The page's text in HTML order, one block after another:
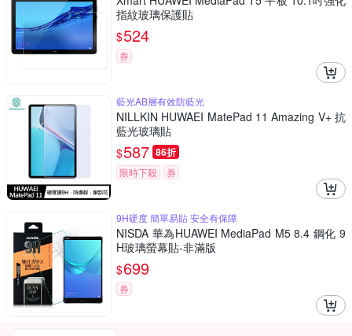
指紋玻璃保護貼
$524
券
藍光AB層有效防藍光
NILLKIN HUWAEI MatePad 11 Amazing V+ 抗
藍光玻璃貼
$587 86折
限時下殺 券
9H硬度 簡單易貼 安全有保障
NISDA 華為HUAWEI MediaPad M5 8.4 鋼化 9
H玻璃螢幕貼-非滿版
$699
券